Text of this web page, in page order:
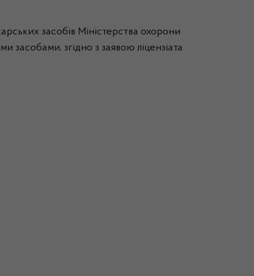
засобів Міністерства охорони
засобами, згідно з заявою ліцензіата